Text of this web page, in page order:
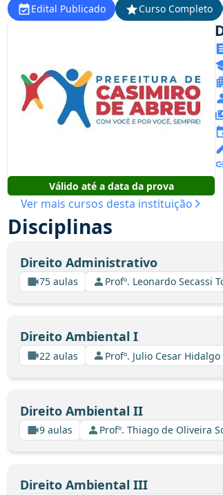
Edital Publicado Curso Completo
Válido até a data da prova
Ver mais cursos desta instituição
Disciplinas
Direito Administrativo
75 aulas Profº. Leonardo Secassi
Direito Ambiental I
22 aulas Profº. Julio Cesar Hidalgo
Direito Ambiental II
9 aulas Profº. Thiago de Oliveira
Direito Ambiental III